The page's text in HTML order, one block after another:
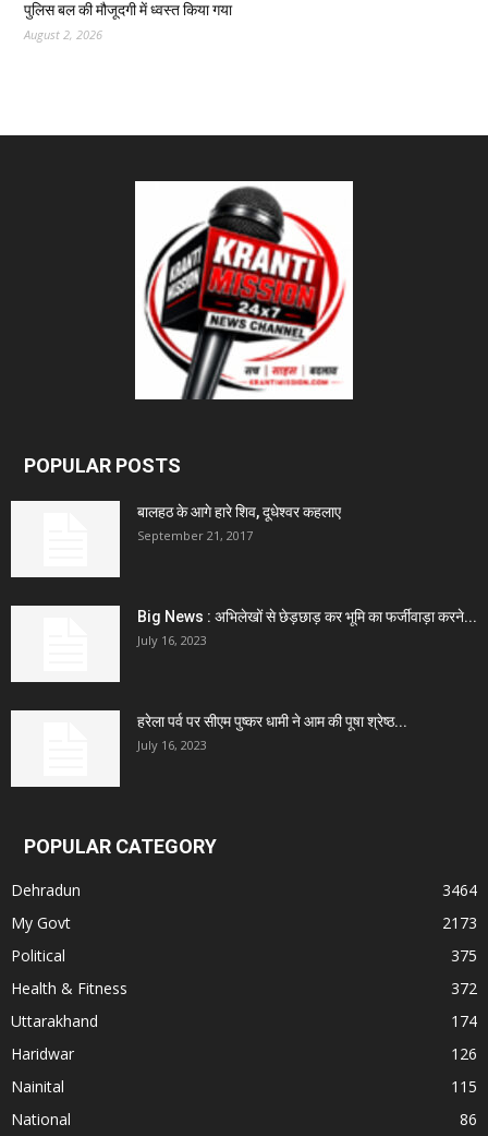
पुलिस बल की मौजूदगी में ध्वस्त किया गया
August 2, 2026
POPULAR POSTS
बालहठ के आगे हारे शिव, दूधेश्वर कहलाए
September 21, 2017
Big News : अभिलेखों से छेड़छाड़ कर भूमि का फर्जीवाड़ा करने...
July 16, 2023
हरेला पर्व पर सीएम पुष्कर धामी ने आम की पूषा श्रेष्ठ...
July 16, 2023
POPULAR CATEGORY
Dehradun
3464
My Govt
2173
Political
375
Health & Fitness
372
Uttarakhand
174
Haridwar
126
Nainital
115
National
86